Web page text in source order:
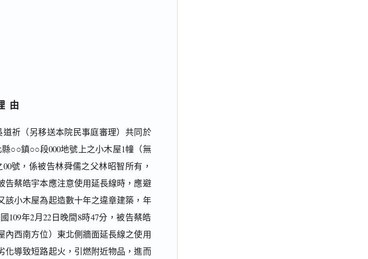
由
祈（另移送本院民事庭審理）共同於
○○鎮○○段000地號上之小木屋1幢（無
號，係被告林舜儒之父林昭智所有，
告蔡皓宇本應注意使用延長線時，應避
該小木屋為起造數十年之違章建築，年
年2月22日晚間8時47分，被告蔡皓
西南方位）東北側牆面延長線之使用
導致短路起火，引燃附近物品，進而